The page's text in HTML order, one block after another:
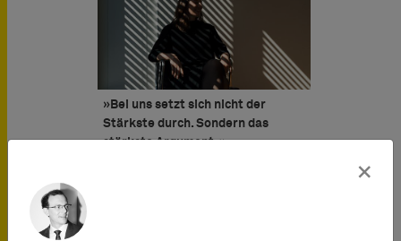
»Bei uns setzt sich nicht der
Stärkste durch. Sondern das
stärkste Argument.«
×